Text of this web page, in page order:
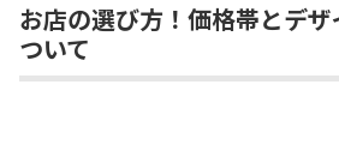
お店の選び方！価格帯とデ
ついて